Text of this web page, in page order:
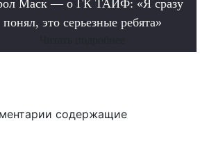
Маск — о ГК ТАИФ: «Я сразу
понял, это серьезные ребята»
содержащие